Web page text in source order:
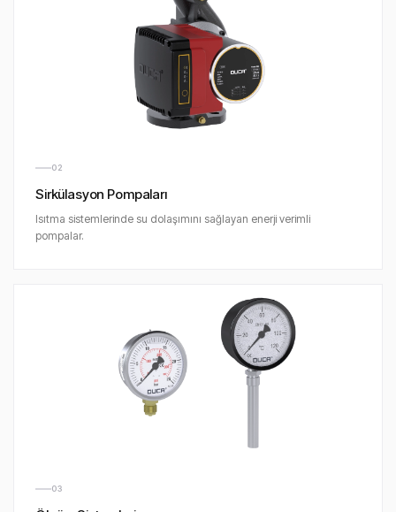
02
Sirkülasyon Pompaları
Isıtma sistemlerinde su dolaşımını sağlayan enerji verimli
pompalar.
03